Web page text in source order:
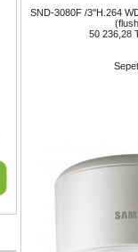
SND-3080F /3''H.264
50 236,28